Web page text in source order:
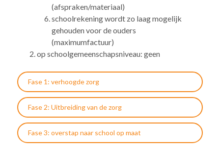
(afspraken/materiaal)
schoolrekening wordt zo laag mogelijk
gehouden voor de ouders
(maximumfactuur)
op schoolgemeenschapsniveau: geen
Fase 1: verhoogde zorg
Fase 2: Uitbreiding van de zorg
Fase 3: overstap naar school op maat